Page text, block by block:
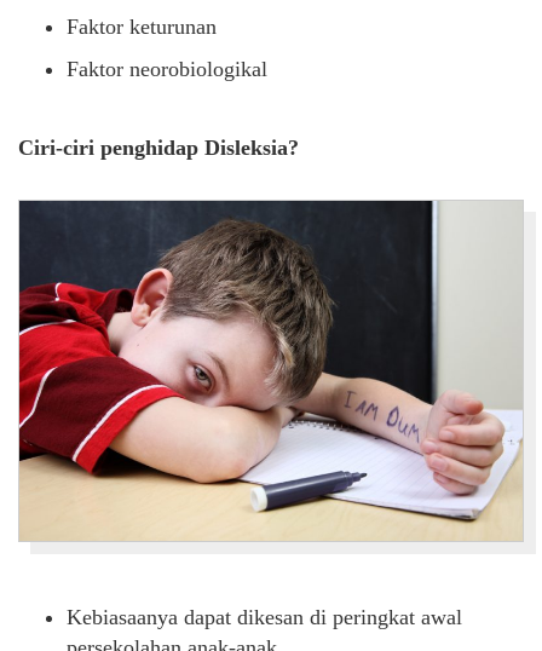
Faktor keturunan
Faktor neorobiologikal
Ciri-ciri penghidap Disleksia?
Kebiasaanya dapat dikesan di peringkat awal